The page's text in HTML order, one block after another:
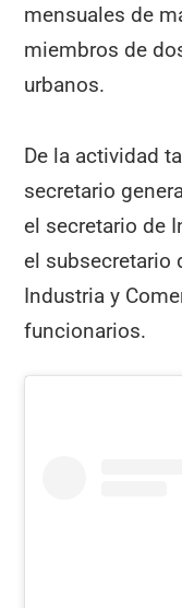
mensuales de
miembros de
urbanos.
De la actividad
secretario
el secretario de
el subsecretario
Industria y
funcionarios.